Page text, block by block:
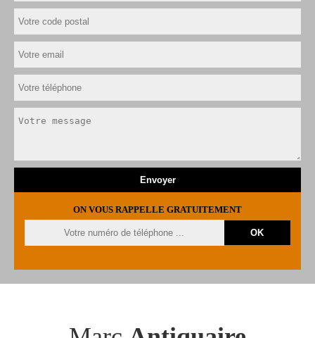
ON VOUS RAPPELLE GRATUITEMENT